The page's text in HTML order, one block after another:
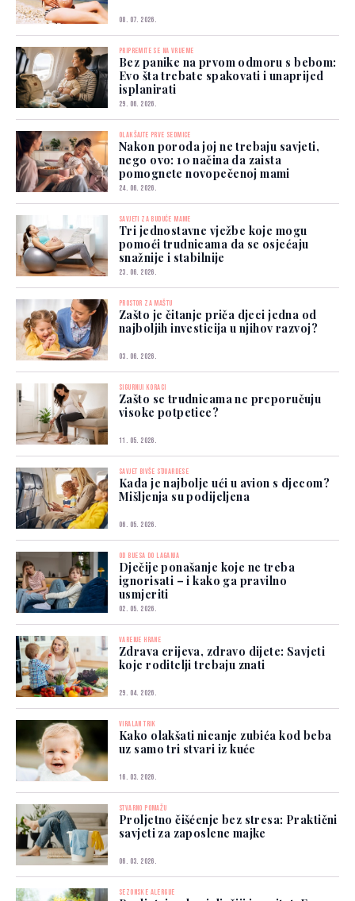
08. 07. 2026.
PRIPREMITE SE NA VRIJEME
Bez panike na prvom odmoru s bebom:
Evo šta trebate spakovati i unaprijed
isplanirati
29. 06. 2026.
OLAKŠAJTE PRVE SEDMICE
Nakon poroda joj ne trebaju savjeti,
nego ovo: 10 načina da zaista
pomognete novopečenoj mami
24. 06. 2026.
SAVJETI ZA BUDUĆE MAME
Tri jednostavne vježbe koje mogu
pomoći trudnicama da se osjećaju
snažnije i stabilnije
23. 06. 2026.
PROSTOR ZA MAŠTU
Zašto je čitanje priča djeci jedna od
najboljih investicija u njihov razvoj?
03. 06. 2026.
SIGURNIJI KORACI
Zašto se trudnicama ne preporučuju
visoke potpetice?
11. 05. 2026.
SAVJET BIVŠE STJUARDESE
Kada je najbolje ući u avion s djecom?
Mišljenja su podijeljena
06. 05. 2026.
OD BIJESA DO LAGANJA
Dječije ponašanje koje ne treba
ignorisati – i kako ga pravilno
usmjeriti
02. 05. 2026.
VARENJE HRANE
Zdrava crijeva, zdravo dijete: Savjeti
koje roditelji trebaju znati
29. 04. 2026.
VIRALAN TRIK
Kako olakšati nicanje zubića kod beba
uz samo tri stvari iz kuće
16. 03. 2026.
STVARNO POMAŽU
Proljetno čišćenje bez stresa: Praktični
savjeti za zaposlene majke
06. 03. 2026.
SEZONSKE ALERGIJE